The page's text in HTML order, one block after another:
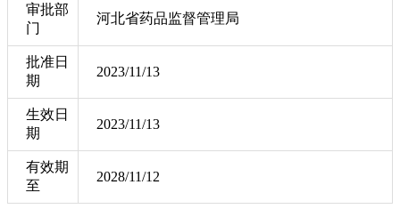
审批部
门
河北省药品监督管理局
批准日
期
2023/11/13
生效日
期
2023/11/13
有效期
至
2028/11/12